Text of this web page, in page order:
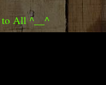
to All ^__^